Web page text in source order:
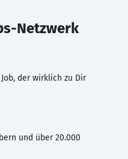
Netzwerk
der wirklich zu Dir
und über 20.000